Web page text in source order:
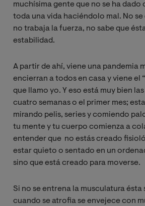
muchísima gente que no se ha dado
toda una vida haciéndolo mal. No
no trabaja la fuerza, no sabe que
estabilidad.
A partir de ahí, viene una pandemia
encierran a todos en casa y viene el
que llamo yo. Y eso está muy bien
cuatro semanas o el primer mes;
mirando pelis, series y comiendo
tu mente y tu cuerpo comienza a
entender que no estás creado
estar quieto o sentado en un
sino que está creado para moverse.
Si no se entrena la musculatura ésta
cuando se atrofia se envejece con